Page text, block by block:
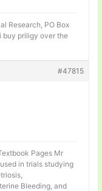
Research, PO Box
buy priligy over the
#47815
Pages Mr
in trials studying
Bleeding, and